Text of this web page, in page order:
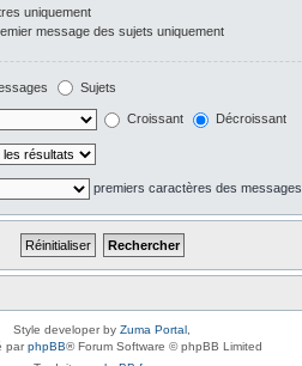
uniquement
message des sujets uniquement
Sujets
Croissant Décroissant
premiers caractères des messages
Style developer by Zuma Portal ,
parphpBB® Forum Software © phpBB Limited